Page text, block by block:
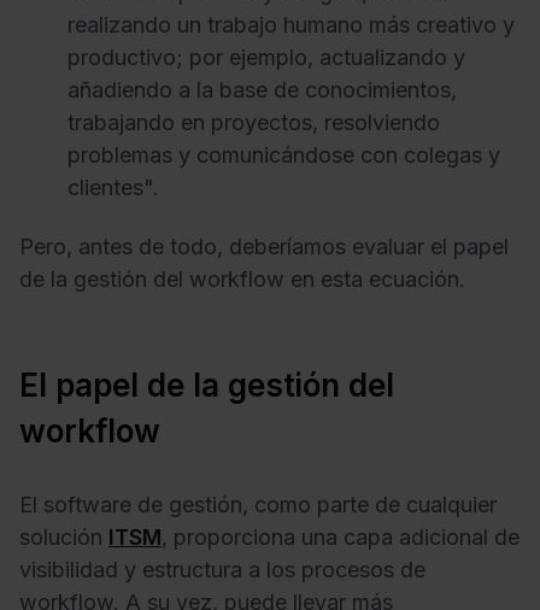
realizando un trabajo humano más creativo y
productivo; por ejemplo, actualizando y
añadiendo a la base de conocimientos,
trabajando en proyectos, resolviendo
problemas y comunicándose con colegas y
clientes".
Pero, antes de todo, deberíamos evaluar el papel
de la gestión del workflow en esta ecuación.
El papel de la gestión del
workflow
El software de gestión, como parte de cualquier
solución ITSM, proporciona una capa adicional de
visibilidad y estructura a los procesos de
workflow. A su vez, puede llevar más